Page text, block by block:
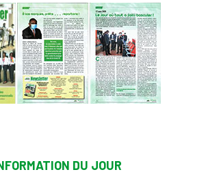
DU JOUR